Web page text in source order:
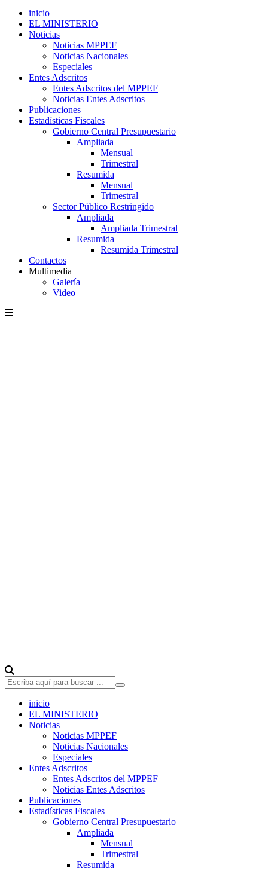
inicio
EL MINISTERIO
Noticias
Noticias MPPEF
Noticias Nacionales
Especiales
Entes Adscritos
Entes Adscritos del MPPEF
Noticias Entes Adscritos
Publicaciones
Estadísticas Fiscales
Gobierno Central Presupuestario
Ampliada
Mensual
Trimestral
Resumida
Mensual
Trimestral
Sector Público Restringido
Ampliada
Ampliada Trimestral
Resumida
Resumida Trimestral
Contactos
Multimedia
Galería
Video
inicio
EL MINISTERIO
Noticias
Noticias MPPEF
Noticias Nacionales
Especiales
Entes Adscritos
Entes Adscritos del MPPEF
Noticias Entes Adscritos
Publicaciones
Estadísticas Fiscales
Gobierno Central Presupuestario
Ampliada
Mensual
Trimestral
Resumida